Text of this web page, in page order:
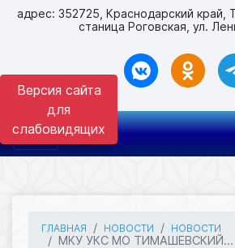
Версия сайта
для
слабовидящих
адрес: 352725, Краснодарский край,
станица Роговская, ул.
ГЛАВНАЯ НОВОСТИ НОВОСТИ
МКУ УКС МО ТИМАШЕВСКИЙ...